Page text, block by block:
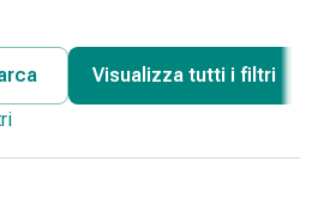
Visualizza tutti i filtri